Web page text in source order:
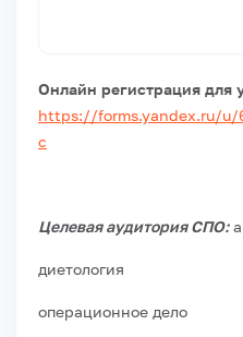
Онлайн регистрация для
https://forms.yandex.ru/u/
c
Целевая аудитория СПО:
диетология
операционное дело